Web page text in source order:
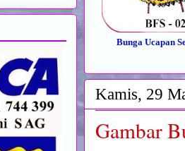
Bunga Ucapan
Kamis, 29
Gambar